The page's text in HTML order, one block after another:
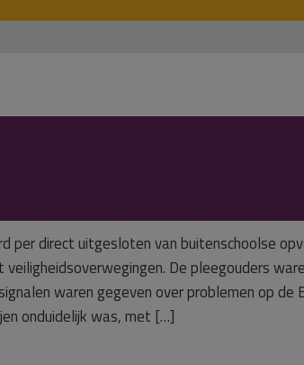
per direct uitgesloten van buitenschoolse
De pleegouders
waren gegeven over problemen op de
onduidelijk was, met […]